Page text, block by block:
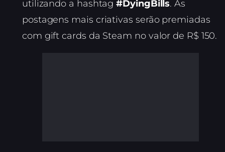
utilizando a hashtag#DyingBills. As
postagens mais criativas serão premiadas
com gift cards da Steam no valor de R$ 150.